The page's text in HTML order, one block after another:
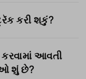
કરી શકું?
આવતી
શું છે?